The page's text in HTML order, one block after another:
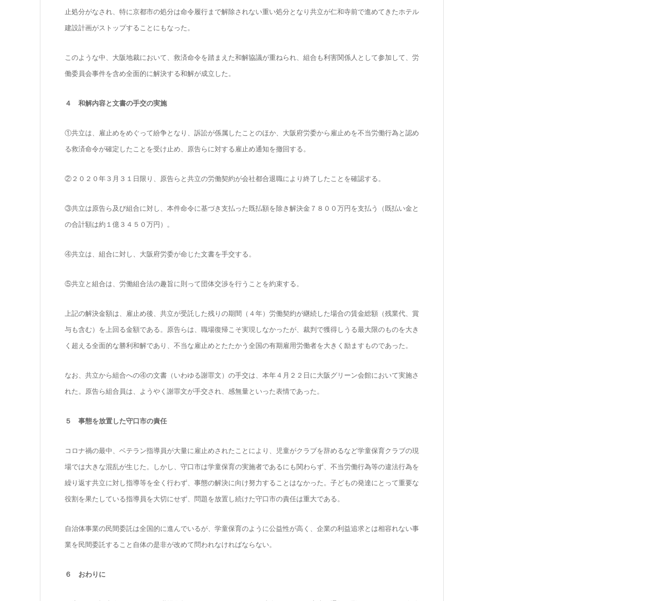
止処分がなされ、特に京都市の処分は命令履行まで解除されない重い処分となり共立が仁和寺前で進めてきたホテル
建設計画がストップすることにもなった。
このような中、大阪地裁において、救済命令を踏まえた和解協議が重ねられ、組合も利害関係人として参加して、労
働委員会事件を含め全面的に解決する和解が成立した。
４ 和解内容と文書の手交の実施
①共立は、雇止めをめぐって紛争となり、訴訟が係属したことのほか、大阪府労委から雇止めを不当労働行為と認め
る救済命令が確定したことを受け止め、原告らに対する雇止め通知を撤回する。
②２０２０年３月３１日限り、原告らと共立の労働契約が会社都合退職により終了したことを確認する。
③共立は原告ら及び組合に対し、本件命令に基づき支払った既払額を除き解決金７８００万円を支払う（既払い金と
の合計額は約１億３４５０万円）。
④共立は、組合に対し、大阪府労委が命じた文書を手交する。
⑤共立と組合は、労働組合法の趣旨に則って団体交渉を行うことを約束する。
上記の解決金額は、雇止め後、共立が受託した残りの期間（４年）労働契約が継続した場合の賃金総額（残業代、賞
与も含む）を上回る金額である。原告らは、職場復帰こそ実現しなかったが、裁判で獲得しうる最大限のものを大き
く超える全面的な勝利和解であり、不当な雇止めとたたかう全国の有期雇用労働者を大きく励ますものであった。
なお、共立から組合への④の文書（いわゆる謝罪文）の手交は、本年４月２２日に大阪グリーン会館において実施さ
れた。原告ら組合員は、ようやく謝罪文が手交され、感無量といった表情であった。
５ 事態を放置した守口市の責任
コロナ禍の最中、ベテラン指導員が大量に雇止めされたことにより、児童がクラブを辞めるなど学童保育クラブの現
場では大きな混乱が生じた。しかし、守口市は学童保育の実施者であるにも関わらず、不当労働行為等の違法行為を
繰り返す共立に対し指導等を全く行わず、事態の解決に向け努力することはなかった。子どもの発達にとって重要な
役割を果たしている指導員を大切にせず、問題を放置し続けた守口市の責任は重大である。
自治体事業の民間委託は全国的に進んでいるが、学童保育のように公益性が高く、企業の利益追求とは相容れない事
業を民間委託すること自体の是非が改めて問われなければならない。
６ おわりに